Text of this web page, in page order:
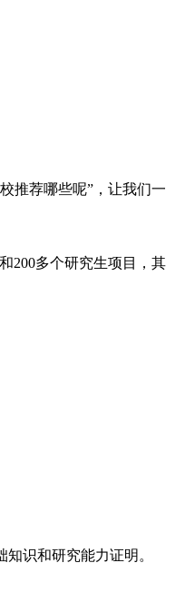
推荐哪些呢”，让我们一
200多个研究生项目，其
识和研究能力证明。